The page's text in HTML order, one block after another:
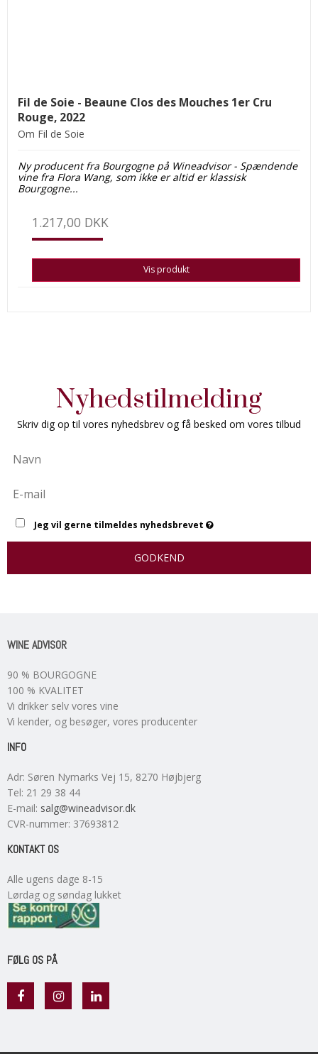
Fil de Soie - Beaune Clos des Mouches 1er Cru
Rouge, 2022
Om Fil de Soie
Ny producent fra Bourgogne på Wineadvisor - Spændende
vine fra Flora Wang, som ikke er altid er klassisk
Bourgogne...
1.217,00 DKK
Vis produkt
Nyhedstilmelding
Skriv dig op til vores nyhedsbrev og få besked om vores tilbud
Jeg vil gerne tilmeldes nyhedsbrevet
GODKEND
WINE ADVISOR
90 % BOURGOGNE
100 % KVALITET
Vi drikker selv vores vine
Vi kender, og besøger, vores producenter
INFO
Adr: Søren Nymarks Vej 15, 8270 Højbjerg
Tel: 21 29 38 44
E-mail: salg@wineadvisor.dk
CVR-nummer: 37693812
KONTAKT OS
Alle ugens dage 8-15
Lørdag og søndag lukket
FØLG OS PÅ